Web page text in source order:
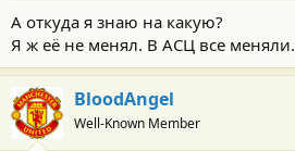
А откуда я знаю на какую?
Я ж её не менял. В АСЦ все меняли.
BloodAngel
Well-Known Member